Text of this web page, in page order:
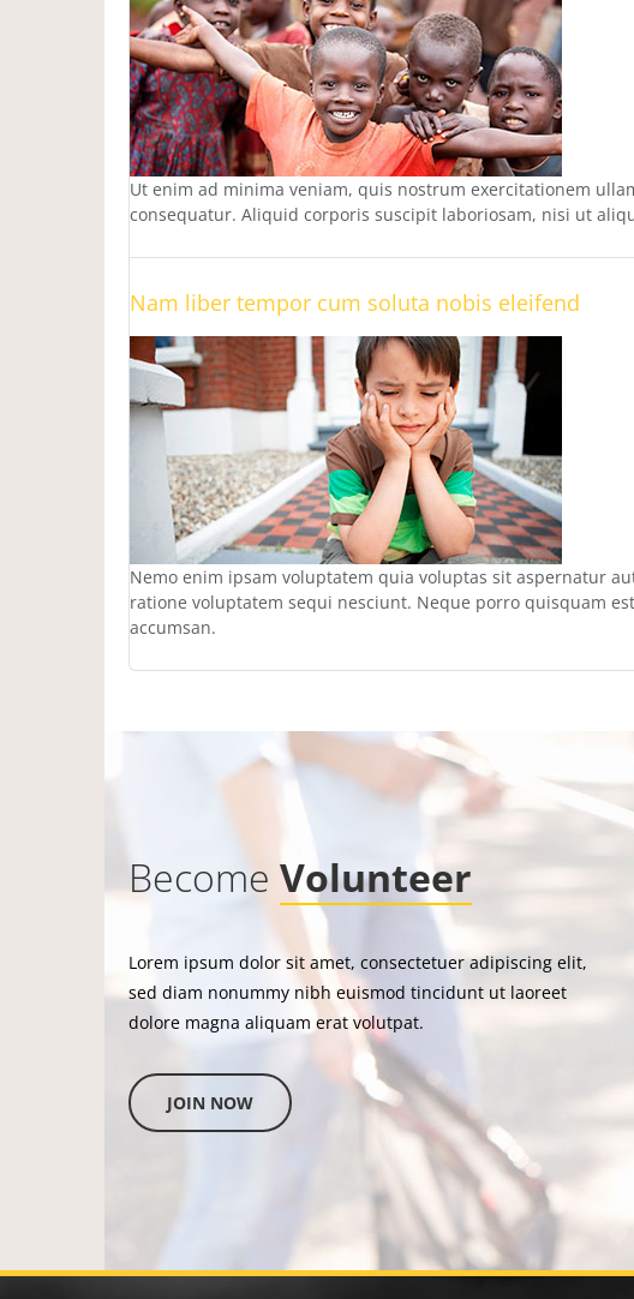
Ut enim ad minima veniam, quis nostrum exercitationem
consequatur. Aliquid corporis suscipit laboriosam, nisi ut
Nam liber tempor cum soluta nobis eleifend
Nemo enim ipsam voluptatem quia voluptas sit aspernatur
ratione voluptatem sequi nesciunt. Neque porro quisquam
accumsan.
Become Volunteer
Lorem ipsum dolor sit amet, consectetuer adipiscing elit,
sed diam nonummy nibh euismod tincidunt ut laoreet
dolore magna aliquam erat volutpat.
JOIN NOW